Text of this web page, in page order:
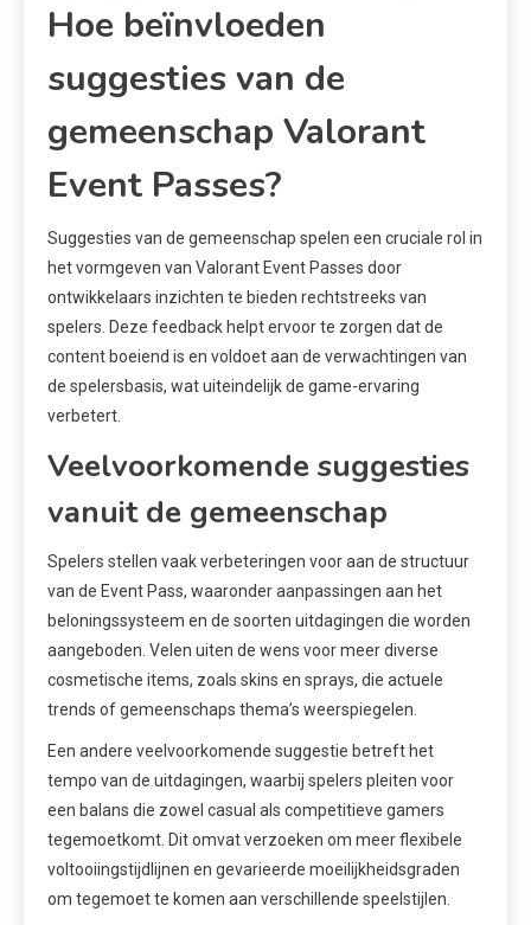
Hoe beïnvloeden
suggesties van de
gemeenschap Valorant
Event Passes?
Suggesties van de gemeenschap spelen een cruciale rol in
het vormgeven van Valorant Event Passes door
ontwikkelaars inzichten te bieden rechtstreeks van
spelers. Deze feedback helpt ervoor te zorgen dat de
content boeiend is en voldoet aan de verwachtingen van
de spelersbasis, wat uiteindelijk de game-ervaring
verbetert.
Veelvoorkomende suggesties
vanuit de gemeenschap
Spelers stellen vaak verbeteringen voor aan de structuur
van de Event Pass, waaronder aanpassingen aan het
beloningssysteem en de soorten uitdagingen die worden
aangeboden. Velen uiten de wens voor meer diverse
cosmetische items, zoals skins en sprays, die actuele
trends of gemeenschaps thema’s weerspiegelen.
Een andere veelvoorkomende suggestie betreft het
tempo van de uitdagingen, waarbij spelers pleiten voor
een balans die zowel casual als competitieve gamers
tegemoetkomt. Dit omvat verzoeken om meer flexibele
voltooiingstijdlijnen en gevarieerde moeilijkheidsgraden
om tegemoet te komen aan verschillende speelstijlen.